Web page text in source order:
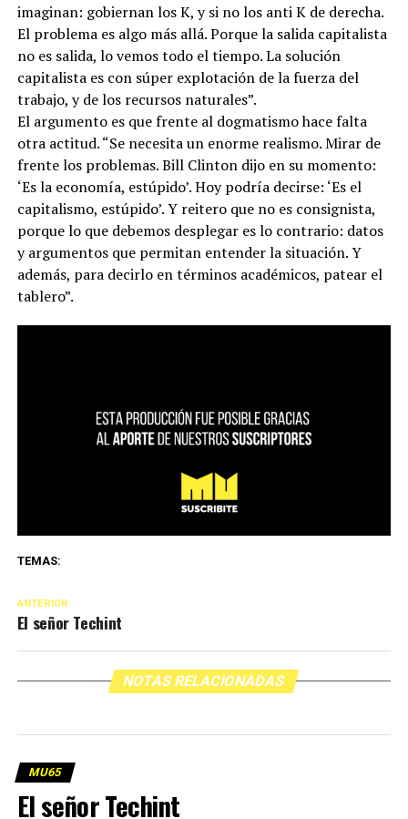
imaginan: gobiernan los K, y si no los anti K de derecha.
El problema es algo más allá. Porque la salida capitalista
no es salida, lo vemos todo el tiempo. La solución
capitalista es con súper explotación de la fuerza del
trabajo, y de los recursos naturales”.
El argumento es que frente al dogmatismo hace falta
otra actitud. “Se necesita un enorme realismo. Mirar de
frente los problemas. Bill Clinton dijo en su momento:
‘Es la economía, estúpido’. Hoy podría decirse: ‘Es el
capitalismo, estúpido’. Y reitero que no es consignista,
porque lo que debemos desplegar es lo contrario: datos
y argumentos que permitan entender la situación. Y
además, para decirlo en términos académicos, patear el
tablero”.
TEMAS:
ANTERIOR
El señor Techint
NOTAS RELACIONADAS
MU65
El señor Techint